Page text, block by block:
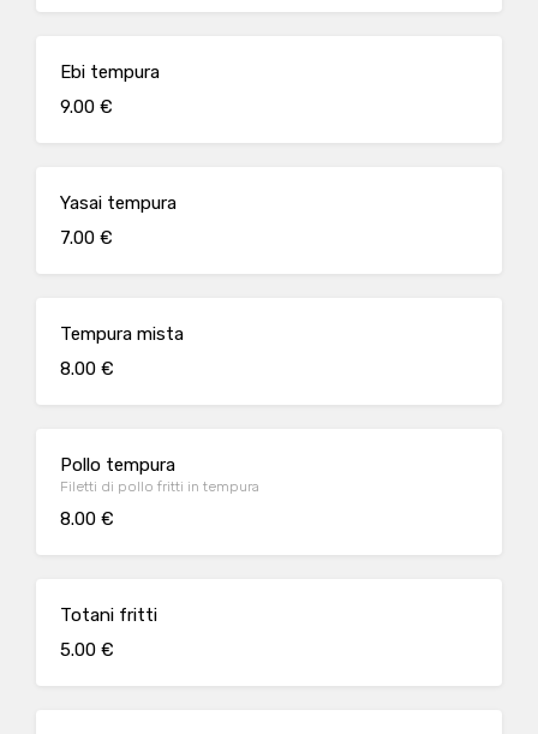
Ebi tempura
9.00 €
Yasai tempura
7.00 €
Tempura mista
8.00 €
Pollo tempura
Filetti di pollo fritti in tempura
8.00 €
Totani fritti
5.00 €